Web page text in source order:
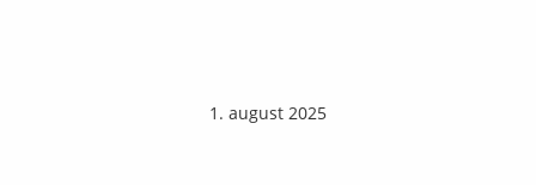
1. august 2025